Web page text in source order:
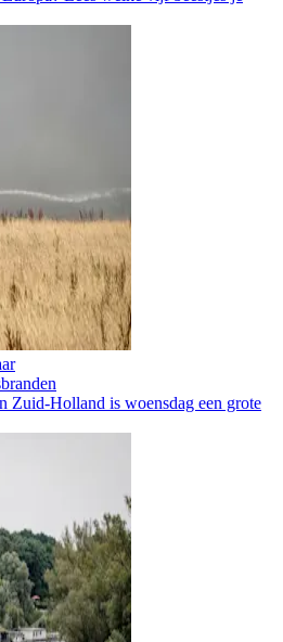
Zuid-Holland is woensdag een grote